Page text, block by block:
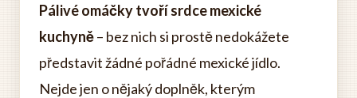
Pálivé omáčky tvoří srdce mexické
kuchyně– bez nich si prostě nedokážete
představit žádné pořádné mexické jídlo.
Nejde jen o nějaký doplněk, kterým